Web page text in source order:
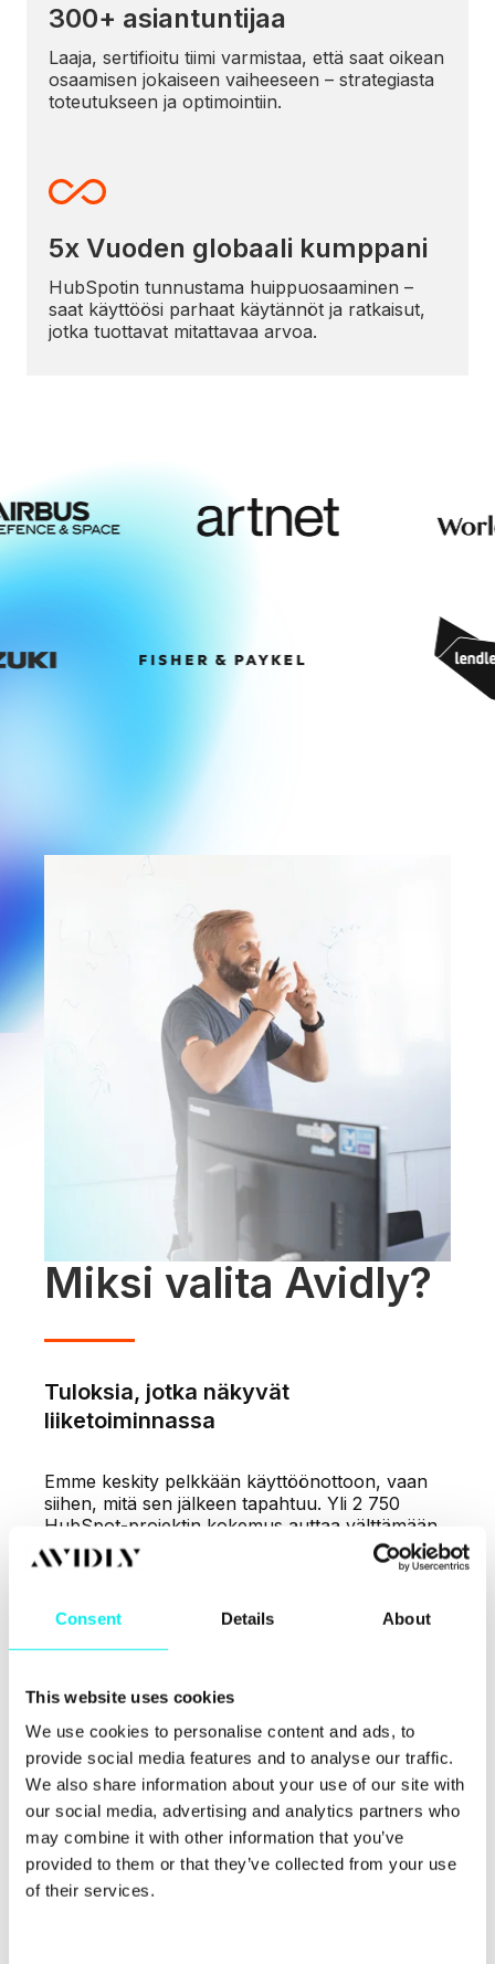
Consent Details About
This website uses cookies
We use cookies to personalise content and ads, to
provide social media features and to analyse our traffic.
We also share information about your use of our site with
our social media, advertising and analytics partners who
may combine it with other information that you’ve
provided to them or that they’ve collected from your use
of their services.
300+ asiantuntijaa
Laaja, sertifioitu tiimi varmistaa, että saat oikean
osaamisen jokaiseen vaiheeseen – strategiasta
toteutukseen ja optimointiin.
5x Vuoden globaali kumppani
HubSpotin tunnustama huippuosaaminen –
saat käyttöösi parhaat käytännöt ja ratkaisut,
jotka tuottavat mitattavaa arvoa.
Miksi valita Avidly?
Tuloksia, jotka näkyvät
liiketoiminnassa
Emme keskity pelkkään käyttöönottoon, vaan
siihen, mitä sen jälkeen tapahtuu. Yli 2 750
HubSpot-projektin kokemus auttaa välttämään
yleisimmät sudenkuopat ja nopeuttamaan
matkaa tuloksiin.
Hallittuja projekteja. Ennakoitavia
lopputuloksia.
CRM- ja HubSpot-hankkeet sisältävät aina
muutosta. Selkeä projektimalli, läpinäkyvä
johtaminen ja ennakoiva riskienhallinta pitävät
kokonaisuuden hallinnassa alusta loppuun.
Teknologiasta kilpailueduksi
HubSpot on parhaimmillaan enemmän kuin